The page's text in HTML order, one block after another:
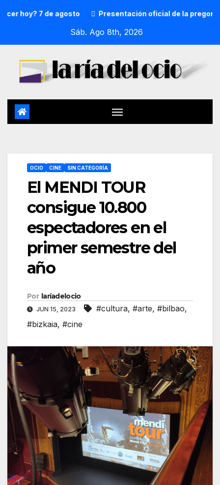
7 de agosto Presentación oficial de la pregonera y
Sáb. Ago 8th, 2026
OCIO CINE SIN CATEGORÍA
El MENDI TOUR
consigue 10.800
espectadores en el
primer semestre del
año
Por laríadelocio
JUN 15, 2023 #cultura, #arte, #bilbao,
#bizkaia, #cine